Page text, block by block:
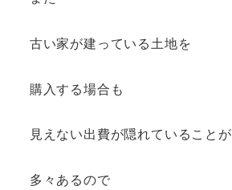
古い家が建っている土地を
購入する場合も
見えない出費が隠れていることが
多々あるので